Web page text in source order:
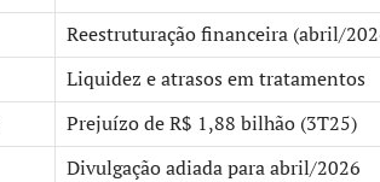
Reestruturação financeira (abril/
Liquidez e atrasos em tratamentos
Prejuízo de R$ 1,88 bilhão (3T25)
Divulgação adiada para abril/2026